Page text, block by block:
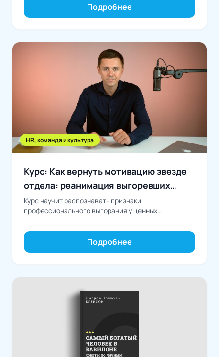
Подробнее
HR, команда и культура
Курс: Как вернуть мотивацию звезде
отдела: реанимация выгоревших
талантов
Курс научит распознавать признаки
профессионального выгорания у ценных
системную работу по восстановлению и
Подробнее